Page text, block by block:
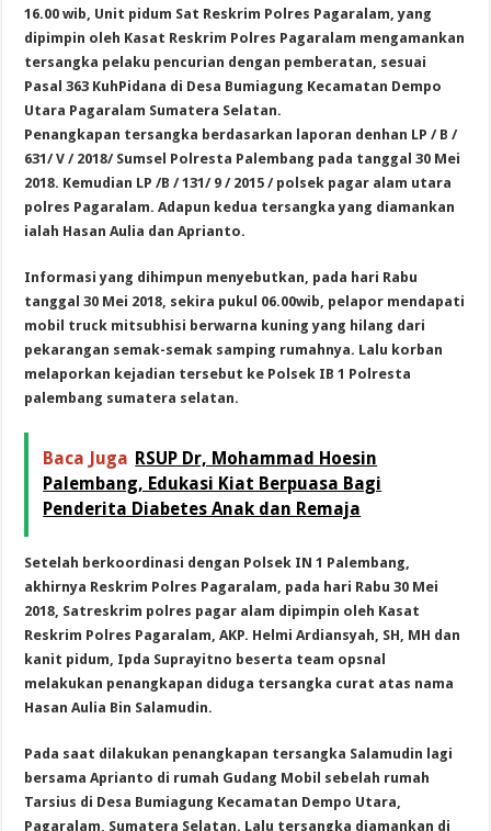
16.00 wib, Unit pidum Sat Reskrim Polres Pagaralam, yang
dipimpin oleh Kasat Reskrim Polres Pagaralam mengamankan
tersangka pelaku pencurian dengan pemberatan, sesuai
Pasal 363 KuhPidana di Desa Bumiagung Kecamatan Dempo
Utara Pagaralam Sumatera Selatan.
Penangkapan tersangka berdasarkan laporan denhan LP / B /
631/ V / 2018/ Sumsel Polresta Palembang pada tanggal 30 Mei
2018. Kemudian LP /B / 131/ 9 / 2015 / polsek pagar alam utara
polres Pagaralam.Adapun kedua tersangka yang diamankan
ialah Hasan Aulia dan Aprianto.
Informasi yang dihimpun menyebutkan, pada hari Rabu
tanggal 30 Mei 2018, sekira pukul 06.00wib, pelapor mendapati
mobil truck mitsubhisi berwarna kuning yang hilang dari
pekarangan semak-semak samping rumahnya. Lalu korban
melaporkan kejadian tersebut ke Polsek IB 1 Polresta
palembang sumatera selatan.
Baca Juga RSUP Dr, Mohammad Hoesin
Palembang, Edukasi Kiat Berpuasa Bagi
Penderita Diabetes Anak dan Remaja
Setelah berkoordinasi dengan Polsek IN 1 Palembang,
akhirnya Reskrim Polres Pagaralam, pada hari Rabu 30 Mei
2018, Satreskrim polres pagar alam dipimpin oleh Kasat
Reskrim Polres Pagaralam, AKP. Helmi Ardiansyah, SH, MH dan
kanit pidum, Ipda Suprayitno beserta team opsnal
melakukan penangkapan diduga tersangka curat atas nama
Hasan Aulia Bin Salamudin.
Pada saat dilakukan penangkapan tersangka Salamudin lagi
bersama Aprianto di rumah Gudang Mobil sebelah rumah
Tarsius di Desa Bumiagung Kecamatan Dempo Utara,
Pagaralam, Sumatera Selatan. Lalu tersangka diamankan di